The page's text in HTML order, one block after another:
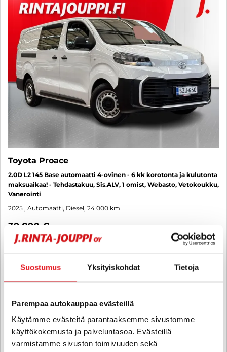
Suostumus Yksityiskohdat Tietoja
Parempaa autokauppaa evästeillä
Käytämme evästeitä parantaaksemme sivustomme
käyttökokemusta ja palveluntasoa. Evästeillä
varmistamme sivuston toimivuuden sekä
Toyota Proace
2.0D L2 145 Base automaatti 4-ovinen - 6 kk korotonta ja kulutonta
maksuaikaa! - Tehdastakuu, Sis.ALV, 1 omist, Webasto, Vetokoukku,
Vanerointi
2025 , Automaatti, Diesel, 24 000 km
39 890 €
alk. 350 € / kk
raisio
6 kk korotonta ja kulutonta